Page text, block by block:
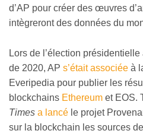
d’AP pour créer des œuvres
intègreront des données du
Lors de l’élection
de 2020, AP s’était associée à
Everipedia pour publier les
blockchains Ethereum et EOS.
Times a lancé le projet
sur la blockchain les sources